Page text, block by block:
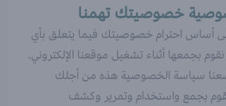
أساس احترام خصوصيتك فيما يتعلق بأي
بجمعها أثناء تشغيل موقعنا الإلكتروني.
سياسة الخصوصية هذه من أجلك
بجمع واستخدام وتمرير وكشف